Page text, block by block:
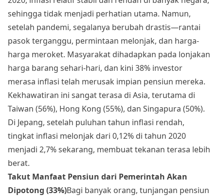
sehingga tidak menjadi perhatian utama. Namun,
setelah pandemi, segalanya berubah drastis—rantai
pasok terganggu, permintaan melonjak, dan harga-
harga meroket. Masyarakat dihadapkan pada lonjakan
harga barang sehari-hari, dan kini 38% investor
merasa inflasi telah merusak impian pensiun mereka.
Kekhawatiran ini sangat terasa di Asia, terutama di
Taiwan (56%), Hong Kong (55%), dan Singapura (50%).
Di Jepang, setelah puluhan tahun inflasi rendah,
tingkat inflasi melonjak dari 0,12% di tahun 2020
menjadi 2,7% sekarang, membuat tekanan terasa lebih
berat.
Takut Manfaat Pensiun dari Pemerintah Akan
Dipotong (33%)Bagi banyak orang, tunjangan pensiun